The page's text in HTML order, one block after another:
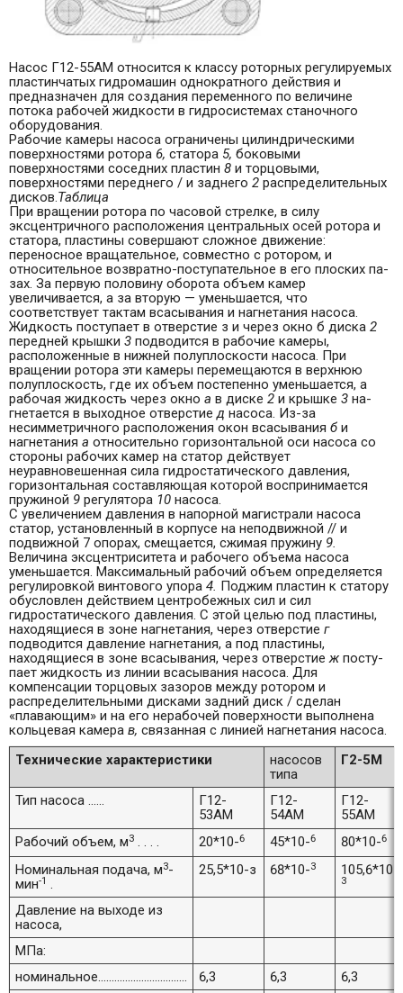
Насос Г12-55АМ относится к классу роторных ре­гулируемых
пластинчатых гидромашин однократного действия и
предназначен для создания переменного по величине
потока рабочей жидкости в гидросистемах станочного
оборудования.
Рабочие камеры насоса ограничены цилиндрическими
поверхно­стями ротора 6, статора 5, боковыми
поверхностями соседних пла­стин 8 и торцовыми,
поверхностями переднего / и заднего 2 распре­делительных
дисков.Таблица
При вращении ротора по часовой стрелке, в силу
эксцентричного расположения центральных осей ротора и
статора, пластины совер­шают сложное движение:
переносное вращательное, совместно с ро­тором, и
относительное возвратно-поступательное в его плоских па­
зах. За первую половину оборота объем камер
увеличивается, а за вторую — уменьшается, что
соответствует тактам всасывания и на­гнетания насоса.
Жидкость поступает в отверстие з и через окно б диска 2
перед­ней крышки 3 подводится в рабочие камеры,
расположенные в ниж­ней полуплоскости насоса. При
вращении ротора эти камеры пере­мещаются в верхнюю
полуплоскость, где их объем постепенно умень­шается, а
рабочая жидкость через окно а в диске 2 и крышке 3 на­
гнетается в выходное отверстиед насоса. Из-за
несимметричного расположения окон всасывания б и
нагнетания а относительно гори­зонтальной оси насоса со
стороны рабочих камер на статор дейст­вует
неуравновешенная сила гидростатического давления,
горизон­тальная составляющая которой воспринимается
пружиной 9 регуля­тора 10 насоса.
С увеличением давления в напорной магистрали насоса
статор, установленный в корпусе на неподвижной // и
подвижной 7 опорах, смещается, сжимая пружину 9.
Величина эксцентриситета и рабоче­го объема насоса
уменьшается. Максимальный рабочий объем опре­деляется
регулировкой винтового упора 4. Поджим пластин к стато­ру
обусловлен действием центробежных сил и сил
гидростатическо­го давления. С этой целью под пластины,
находящиеся в зоне на­гнетания, через отверстие г
подводится давление нагнетания, а под пластины,
находящиеся в зоне всасывания, через отверстиеж посту­
пает жидкость из линии всасывания насоса. Для
компенсации торцо­вых зазоров между ротором и
распределительными дисками задний диск / сделан
«плавающим» и на его нерабочей поверхности вы­полнена
кольцевая камера в, связанная с линией нагнетания на­соса.
Технические характеристики
насосов
типа
Г2-5М
Тип насоса ......
Г12-
53АМ
Г12-
54АМ
Г12-
55АМ
Рабочий объем, м3 . . . . 20*10-6 45*10-6 80*10-6
Номинальная подача, м3-
мин-1 .
25,5*10-з 68*10-3 105,6*10-
3
Давление на выходе из
насоса,
МПа:
номинальное.................................
6,3 6,3
6,3